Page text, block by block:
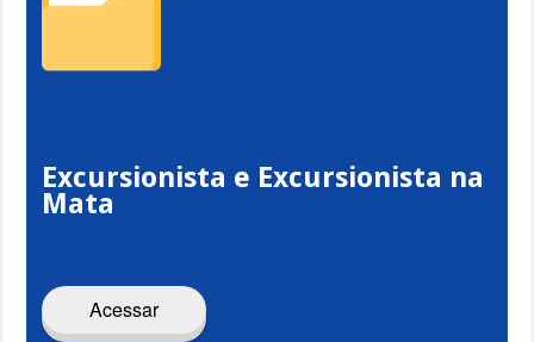
Excursionista e Excursionista na
Mata
Acessar